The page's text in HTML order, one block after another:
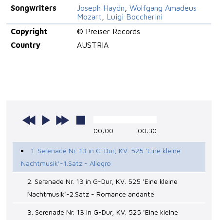
Songwriters
Joseph Haydn
Wolfgang Amadeus
Mozart
Luigi Boccherini
Copyright
© Preiser Records
Country
AUSTRIA
00:00 00:30
1. Serenade Nr. 13 in G-Dur, KV. 525 'Eine kleine
Nachtmusik'-1.Satz - Allegro
2. Serenade Nr. 13 in G-Dur, KV. 525 'Eine kleine
Nachtmusik'-2.Satz - Romance andante
3. Serenade Nr. 13 in G-Dur, KV. 525 'Eine kleine